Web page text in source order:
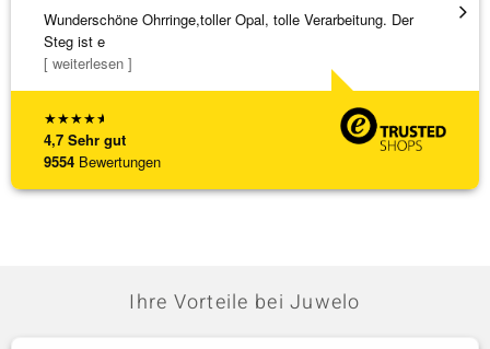
★★★★★
4,7 Sehr gut
9554 Bewertungen
Wunderschöne Ohrringe,toller Opal, tolle Verarbeitung. Der
Steg ist e
[ weiterlesen ]
Ihre Vorteile bei Juwelo